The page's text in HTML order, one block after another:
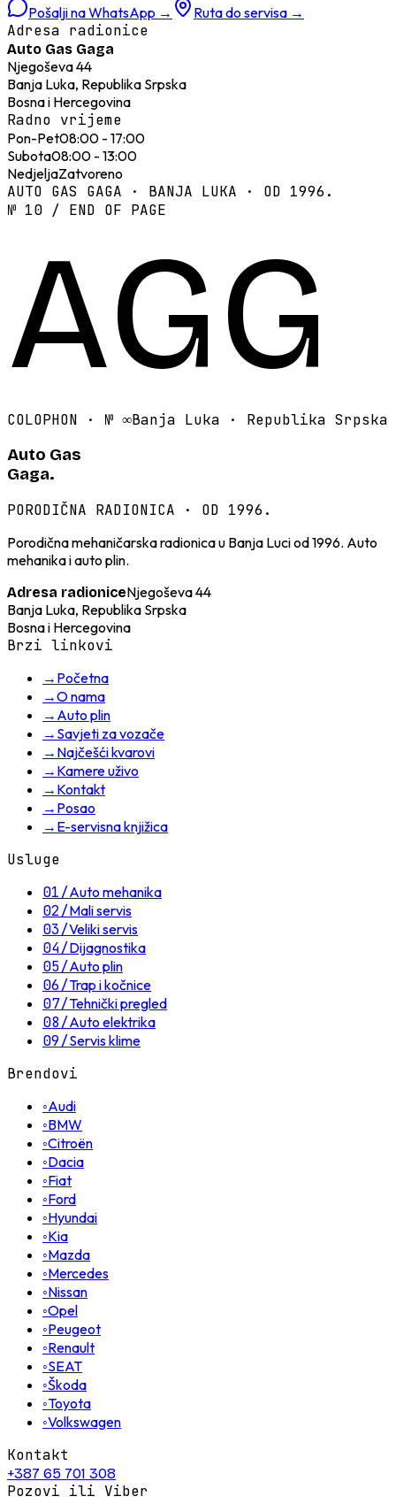
Pošalji na WhatsApp → Ruta do servisa →
Adresa radionice
Auto Gas Gaga
Njegoševa 44
Banja Luka, Republika Srpska
Bosna i Hercegovina
Radno vrijeme
Pon-Pet08:00 - 17:00
Subota08:00 - 13:00
NedjeljaZatvoreno
AUTO GAS GAGA · BANJA LUKA · OD 1996.
№ 10 / END OF PAGE
AGG
COLOPHON · № ∞Banja Luka · Republika Srpska
Auto Gas
Gaga.
PORODIČNA RADIONICA · OD 1996.
Porodična mehaničarska radionica u Banja Luci od 1996. Auto
mehanika i auto plin.
Adresa radioniceNjegoševa 44
Banja Luka, Republika Srpska
Bosna i Hercegovina
Brzi linkovi
→ Početna
→O nama
→ Auto plin
→ Savjeti za vozače
→ Najčešći kvarovi
→ Kamere uživo
→ Kontakt
→ Posao
→ E-servisna knjižica
Usluge
01/Auto mehanika
02/Mali servis
03/Veliki servis
04/Dijagnostika
05/Auto plin
06/Trap i kočnice
07/Tehnički pregled
08/Auto elektrika
09/Servis klime
Brendovi
◦Audi
◦BMW
◦Citroën
◦Dacia
◦Fiat
◦Ford
◦Hyundai
◦Kia
◦Mazda
◦Mercedes
◦Nissan
◦Opel
◦Peugeot
◦Renault
◦SEAT
◦Škoda
◦Toyota
◦Volkswagen
Kontakt
+387 65 701 308
Pozovi ili Viber